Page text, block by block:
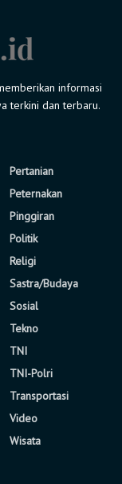
informasi
terkini dan terbaru.
Pertanian
Peternakan
Pinggiran
Politik
Religi
Sastra/Budaya
Sosial
Tekno
TNI
TNI-Polri
Transportasi
Video
Wisata